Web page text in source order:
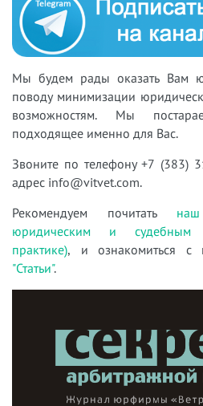
Мы будем рады оказать Вам
поводу минимизации
возможностям. Мы постар
подходящее именно для Вас.
Звоните по телефону +7 (383)
адрес info@vitvet.com.
Рекомендуем почитать
юридическим и судебным
практике), и ознакомиться с
"Статьи".